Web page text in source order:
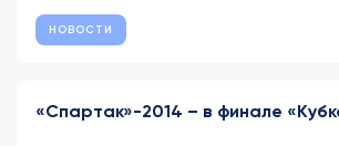
НОВОСТИ
«Спартак»-2014 – в финале